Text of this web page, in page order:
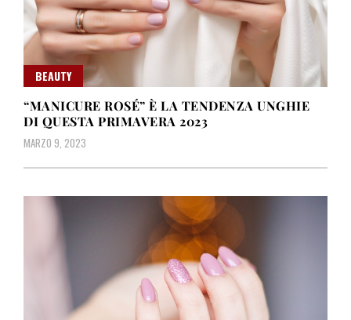
BEAUTY
“MANICURE ROSÉ” È LA TENDENZA UNGHIE
DI QUESTA PRIMAVERA 2023
MARZO 9, 2023